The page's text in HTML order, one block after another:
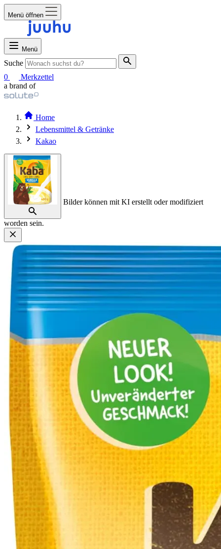
Menü öffnen
Menü
Suche
0
Merkzettel
a brand of
Home
Lebensmittel & Getränke
Kakao
Bilder können mit KI erstellt oder modifiziert
worden sein.